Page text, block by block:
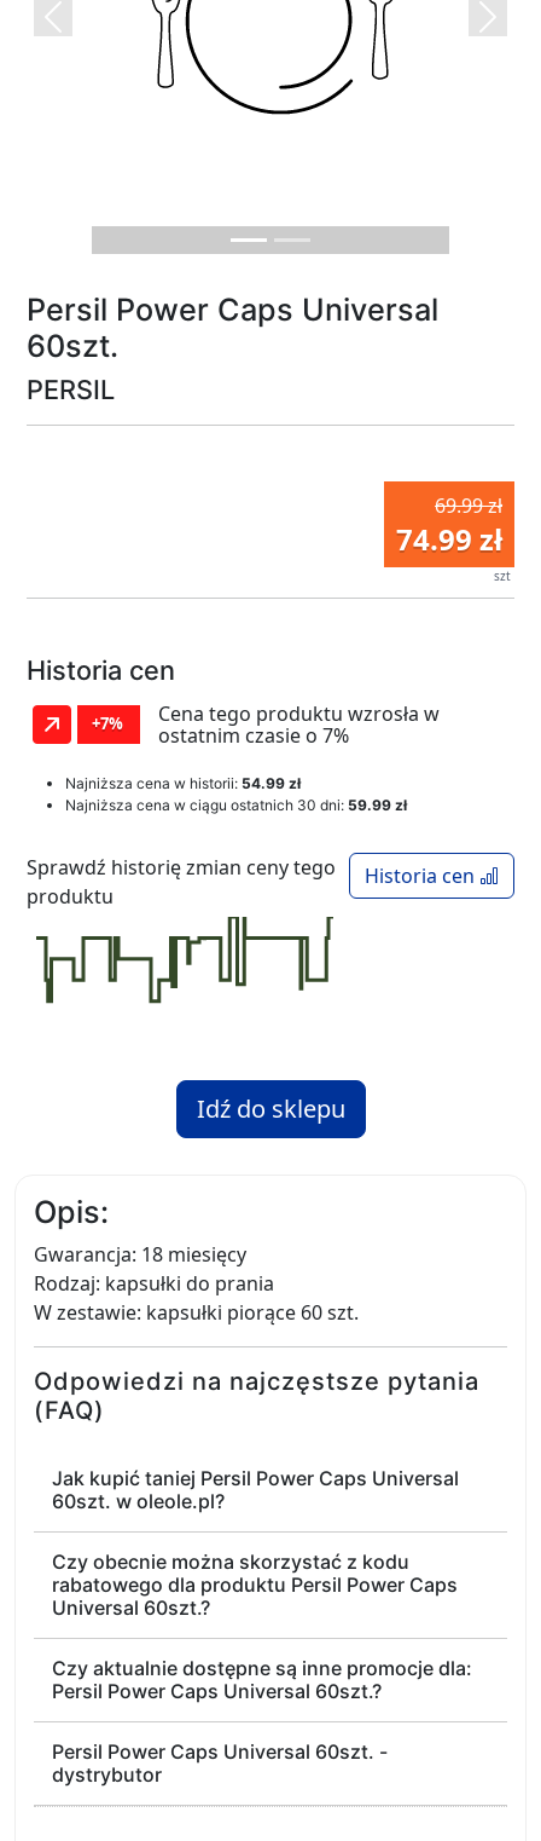
Previous Next
Persil Power Caps Universal
60szt.
PERSIL
69.99 zł
74.99 zł
szt
Historia cen
+7%
Cena tego produktu wzrosła w
ostatnim czasie o 7%
Najniższa cena w historii: 54.99 zł
Najniższa cena w ciągu ostatnich 30 dni: 59.99 zł
Historia cen
Sprawdź historię zmian ceny tego
produktu
Idź do sklepu
Opis:
Gwarancja: 18 miesięcy
Rodzaj: kapsułki do prania
W zestawie: kapsułki piorące 60 szt.
Odpowiedzi na najczęstsze pytania
(FAQ)
Jak kupić taniej Persil Power Caps Universal
60szt. w oleole.pl?
Czy obecnie można skorzystać z kodu
rabatowego dla produktu Persil Power Caps
Universal 60szt.?
Czy aktualnie dostępne są inne promocje dla:
Persil Power Caps Universal 60szt.?
Persil Power Caps Universal 60szt. -
dystrybutor